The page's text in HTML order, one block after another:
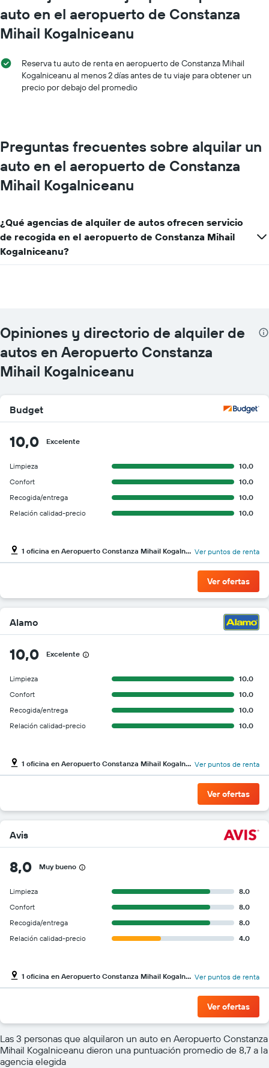
gráfico
muestra
1
que
indica
de
un
auto
de
renta
auto en el aeropuerto de Constanza
Mihail Kogalniceanu
Reserva tu auto de renta en aeropuerto de Constanza Mihail
Kogalniceanu al menos 2 días antes de tu viaje para obtener un
precio por debajo del promedio
Preguntas frecuentes sobre alquilar un
auto en el aeropuerto de Constanza
Mihail Kogalniceanu
¿Qué agencias de alquiler de autos ofrecen servicio
de recogida en el aeropuerto de Constanza Mihail
Kogalniceanu?
Opiniones y directorio de alquiler de
autos en Aeropuerto Constanza
Mihail Kogalniceanu
Budget
10,0 Excelente
Limpieza
10.0
Confort
10.0
Recogida/entrega
10.0
Relación calidad-precio
10.0
1 oficina en Aeropuerto Constanza Mihail Kogalniceanu Ver puntos de renta
Ver ofertas
Alamo
10,0 Excelente
Limpieza
10.0
Confort
10.0
Recogida/entrega
10.0
Relación calidad-precio
10.0
1 oficina en Aeropuerto Constanza Mihail Kogalniceanu Ver puntos de renta
Ver ofertas
Avis
8,0 Muy bueno
Limpieza
8.0
Confort
8.0
Recogida/entrega
8.0
Relación calidad-precio
4.0
1 oficina en Aeropuerto Constanza Mihail Kogalniceanu Ver puntos de renta
Ver ofertas
Las 3 personas que alquilaron un auto en Aeropuerto Constanza
Mihail Kogalniceanu dieron una puntuación promedio de 8,7 a la
agencia elegida